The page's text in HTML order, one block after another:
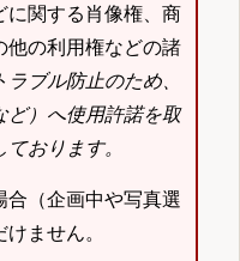
に関する肖像権、商
他の利用権などの諸
ラブル防止のため、
ど）へ使用許諾を取
おります。
（企画中や写真選
ません。